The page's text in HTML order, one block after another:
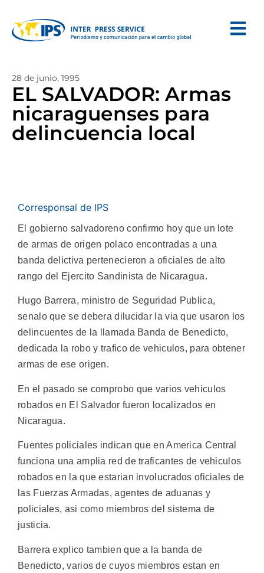
28 de junio, 1995
EL SALVADOR: Armas
nicaraguenses para
delincuencia local
Corresponsal de IPS
El gobierno salvadoreno confirmo hoy que un lote
de armas de origen polaco encontradas a una
banda delictiva pertenecieron a oficiales de alto
rango del Ejercito Sandinista de Nicaragua.
Hugo Barrera, ministro de Seguridad Publica,
senalo que se debera dilucidar la via que usaron los
delincuentes de la llamada Banda de Benedicto,
dedicada la robo y trafico de vehiculos, para obtener
armas de ese origen.
En el pasado se comprobo que varios vehiculos
robados en El Salvador fueron localizados en
Nicaragua.
Fuentes policiales indican que en America Central
funciona una amplia red de traficantes de vehiculos
robados en la que estarian involucrados oficiales de
las Fuerzas Armadas, agentes de aduanas y
policiales, asi como miembros del sistema de
justicia.
Barrera explico tambien que a la banda de
Benedicto, varios de cuyos miembros estan en